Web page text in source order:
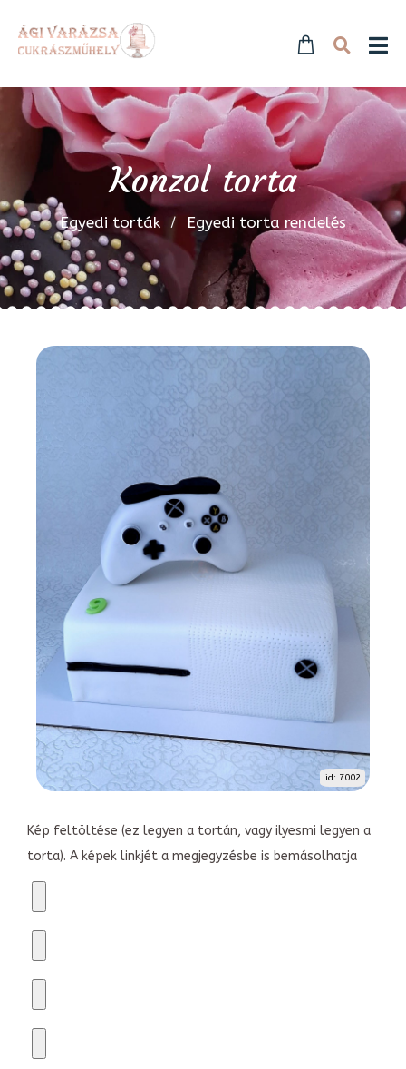
Konzol torta
Egyedi torták Egyedi torta rendelés
id: 7002
Kép feltöltése (ez legyen a tortán, vagy ilyesmi legyen a
torta). A képek linkjét a megjegyzésbe is bemásolhatja